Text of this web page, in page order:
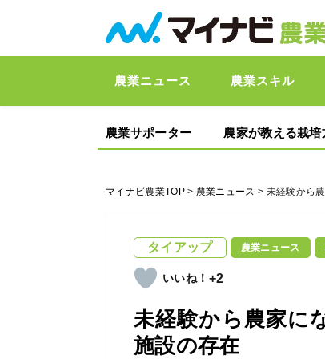
農業ニュース 農業スキル
農業サポーター 農家が教える栽培
マイナビ農業TOP> 農業ニュース > 未経験から
タイアップ 農業ニュース
+2
未経験から農家に
施設の存在